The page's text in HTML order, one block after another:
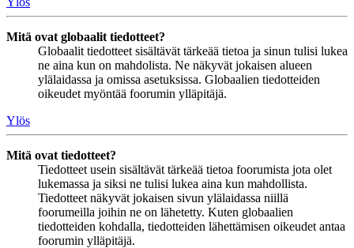
Mitä ovat globaalit tiedotteet?
Globaalit tiedotteet sisältävät tärkeää tietoa ja sinun tulisi lukea
ne aina kun on mahdolista. Ne näkyvät jokaisen alueen
ylälaidassa ja omissa asetuksissa. Globaalien tiedotteiden
oikeudet myöntää foorumin ylläpitäjä.
Ylös
Mitä ovat tiedotteet?
Tiedotteet usein sisältävät tärkeää tietoa foorumista jota olet
lukemassa ja siksi ne tulisi lukea aina kun mahdollista.
Tiedotteet näkyvät jokaisen sivun ylälaidassa niillä
foorumeilla joihin ne on lähetetty. Kuten globaalien
tiedotteiden kohdalla, tiedotteiden lähettämisen oikeudet antaa
foorumin ylläpitäjä.